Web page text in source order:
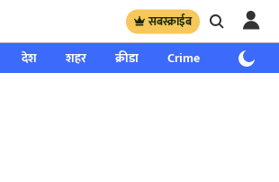
सबस्क्राईब
देश शहर क्रीडा Crime साप्ताहिक